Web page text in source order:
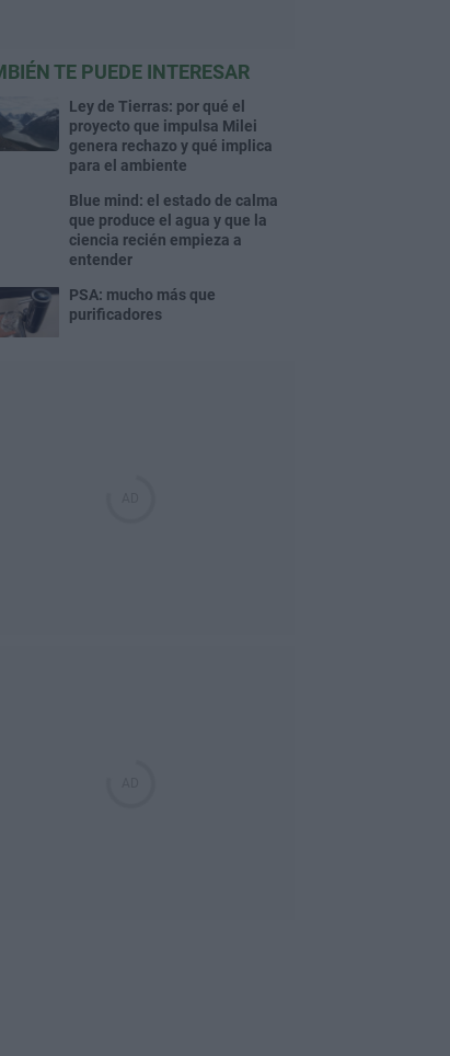
TE PUEDE INTERESAR
Ley de Tierras: por qué el
proyecto que impulsa Milei
genera rechazo y qué implica
para el ambiente
Blue mind: el estado de calma
que produce el agua y que la
ciencia recién empieza a
entender
PSA: mucho más que
purificadores